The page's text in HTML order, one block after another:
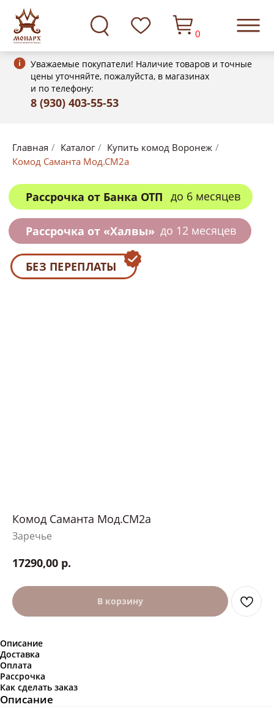
0
Уважаемые покупатели! Наличие товаров и точные
цены уточняйте, пожалуйста, в магазинах
и по телефону:
8 (930) 403-55-53
Главная / Каталог / Купить комод Воронеж /
Комод Саманта Мод.СМ2а
Рассрочка от «Халвы» до 12 месяцев
Комод Саманта Мод.СМ2а
Заречье
17290,00 р.
В корзину
Описание
Доставка
Оплата
Рассрочка
Как сделать заказ
Описание